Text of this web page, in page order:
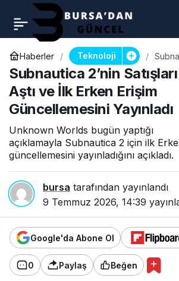
Haberler Teknoloji
5
Erken
Subnautica 2’nin
Aştı ve İlk Erken Erişim
Güncellemesini Yayınladı
Unknown Worlds bugün yaptığı
açıklamayla Subnautica 2 için ilk
güncellemesini yayınladığını açıkladı.
bursa tarafından yayınlandı
9 Temmuz 2026, 14:39
Google'da Abone Ol
0 Paylaş Beğen